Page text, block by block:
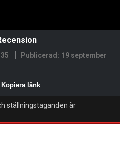
Publicerad: 19 september
Kopiera länk
ställningstaganden är